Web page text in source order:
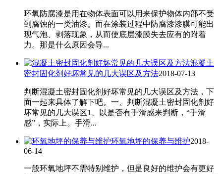
环氧防腐漆是用在物体表面可以用来保护物体内部不受
到腐蚀的一类油漆。而在涂装过程中防腐漆漆膜可能出
现气泡、剥落现象，从而使底层漆膜失去应有的附着
力。那是什么原因会导...
混凝土
密封固化剂好坏常见的几大误区及方法2018-07-13
判断混凝土密封固化剂好坏常见的几大误区及方法，下
面一起来具体了解下吧。一、判断混凝土密封固化剂好
坏常见的几大误区1、以是否有手滑感来判断，“手滑
感”，实际上。手滑...
环氧地坪的保养与维护2018-
06-14
一般环氧地坪不需特别维护，但是良好的维护会有更好